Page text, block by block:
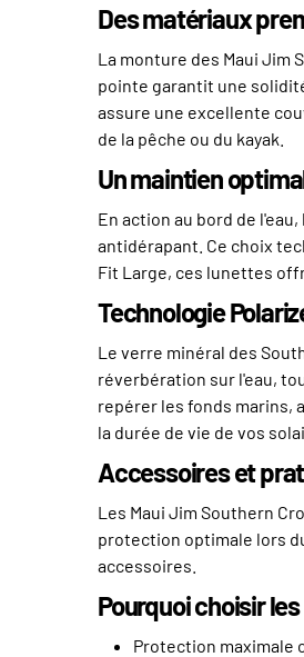
Des matériaux
La monture des Maui Jim
pointe garantit une
assure une excellente
de la pêche ou du kayak.
Un maintien
En action au bord de
antidérapant. Ce choix
Fit Large, ces lunettes
Technologie
Le verre minéral des
réverbération sur l'eau,
repérer les fonds marins,
la durée de vie de vos
Accessoires et
Les Maui Jim Southern
protection optimale lors
accessoires.
Pourquoi choisir
Protection maximale